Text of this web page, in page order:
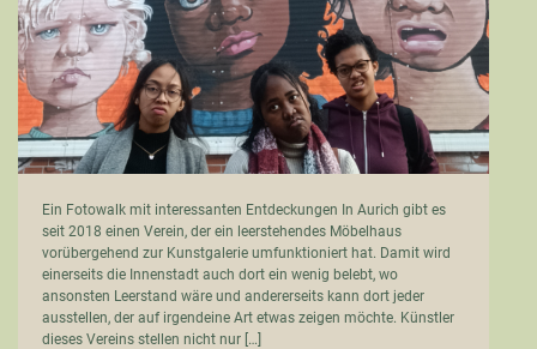
Ein Fotowalk mit interessanten Entdeckungen In Aurich gibt es
seit 2018 einen Verein, der ein leerstehendes Möbelhaus
vorübergehend zur Kunstgalerie umfunktioniert hat. Damit wird
einerseits die Innenstadt auch dort ein wenig belebt, wo
ansonsten Leerstand wäre und andererseits kann dort jeder
ausstellen, der auf irgendeine Art etwas zeigen möchte. Künstler
dieses Vereins stellen nicht nur […]